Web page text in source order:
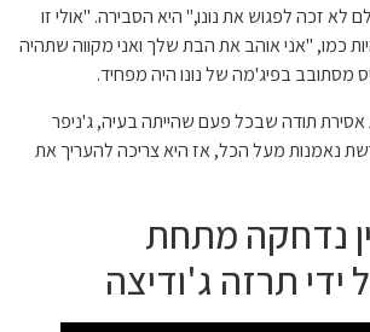
לא זכה לפגוש את נונו," היא הסבירה. "אולי זו
כמו, "אני אוהב את הבת שלך ואני מקווה שתהיה
מסתובב בפיג'מה של נונו היה מפחיד.
אסירת תודה שבכל פעם שהייתה בעיה, ג'ניפר
נאמנות מעל הכל, אז היא צריכה להעריך את
נדחקה מתחת
ידי תרזה ג'ודיצה